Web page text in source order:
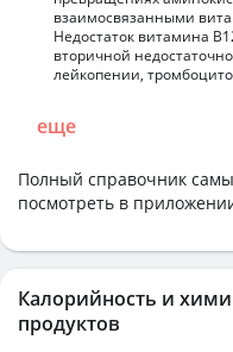
взаимосвязанными
Недостаток витамина
вторичной
лейкопении,
еще
Полный справочник
посмотреть в
Калорийность и
продуктов